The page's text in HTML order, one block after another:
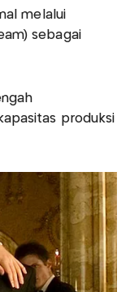
melalui
sebagai
produksi